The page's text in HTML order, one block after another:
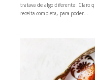
tratava de algo diferente. Claro
receita completa, para poder...